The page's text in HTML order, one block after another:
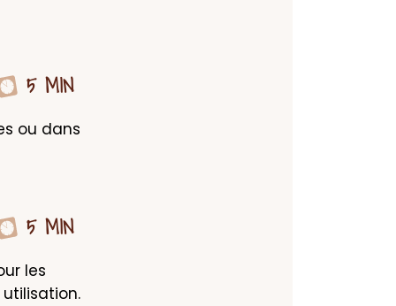
5 MIN
ou dans
5 MIN
les